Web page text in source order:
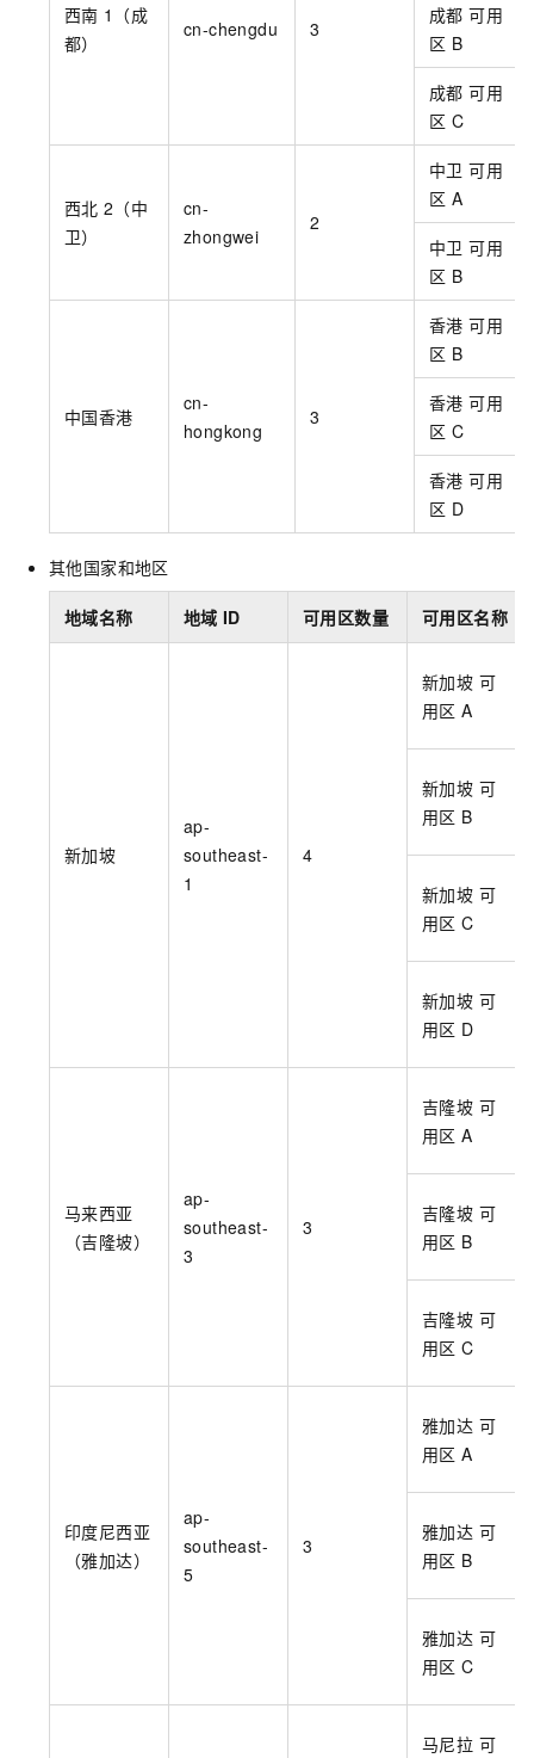
西南 1（成
都）
cn-chengdu 3
成都 可用
区 B
成都 可用
区 C
西北 2（中
卫）
cn-
zhongwei
2
中卫 可用
区 A
中卫 可用
区 B
中国香港
cn-
hongkong
3
香港 可用
区 B
香港 可用
区 C
香港 可用
区 D
其他国家和地区
地域名称 地域 ID 可用区数量 可用区名称
新加坡
ap-
southeast-
1
4
新加坡 可
用区 A
新加坡 可
用区 B
新加坡 可
用区 C
新加坡 可
用区 D
马来西亚
（吉隆坡）
ap-
southeast-
3
3
吉隆坡 可
用区 A
吉隆坡 可
用区 B
吉隆坡 可
用区 C
印度尼西亚
（雅加达）
ap-
southeast-
5
3
雅加达 可
用区 A
雅加达 可
用区 B
雅加达 可
用区 C
马尼拉 可